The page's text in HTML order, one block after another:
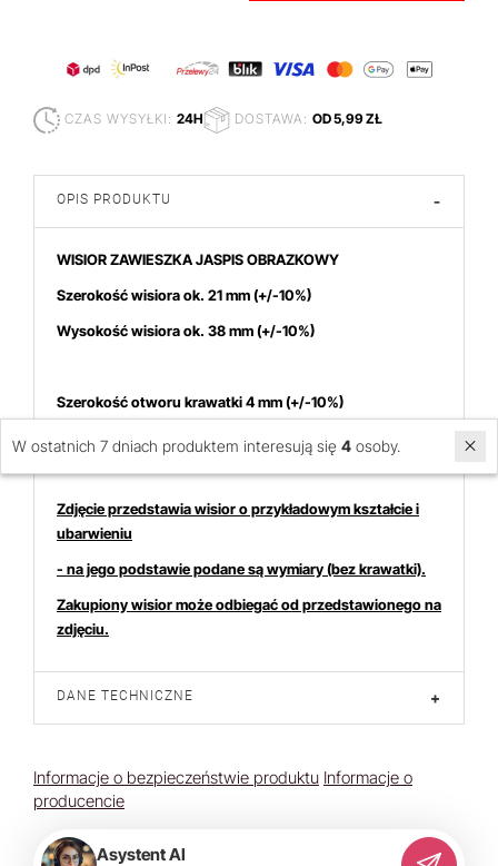
CZAS WYSYŁKI: 24H DOSTAWA: OD 5,99 ZŁ
OPIS PRODUKTU -
WISIOR ZAWIESZKA JASPIS OBRAZKOWY
Szerokość wisiora ok. 21 mm(+/-10%)
Wysokość wisiora ok. 38mm (+/-10%)
Szerokość otworu krawatki 4 mm (+/-10%)
Cena dotyczy 1 sztuki
Zdjęcie przedstawia wisior o przykładowym kształcie i
ubarwieniu
- na jego podstawie podane są wymiary (bez krawatki).
Zakupiony wisior może odbiegać od przedstawionego na
zdjęciu.
DANE TECHNICZNE +
Informacje o bezpieczeństwie produktu Informacje o
producencie
Asystent AI
W ostatnich 7 dniach produktem interesują się 4 osoby.